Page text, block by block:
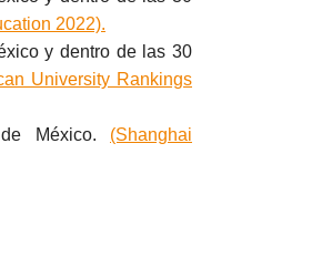
2022).
y dentro de las 30
University Rankings
México. (Shanghai